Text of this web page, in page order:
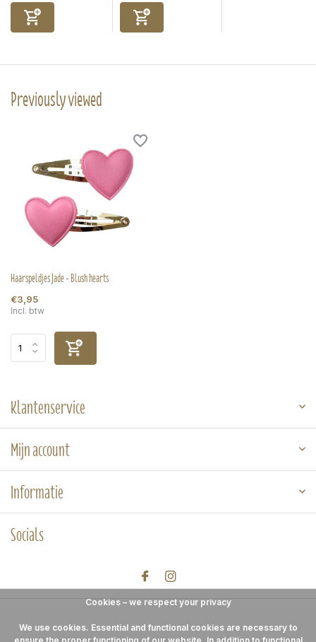
Previously viewed
Haarspeldjes Jade - Blush hearts
€3,95
Incl. btw
Klantenservice
Mijn account
Informatie
Socials
Cookies – we respect your privacy
We use cookies. Essential and functional cookies are necessary to